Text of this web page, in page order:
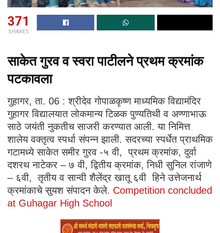
371
SHARES
साकेत गुरव व स्वरा पाटीलने प्रथम क्रमांक
पटकावला
गुहागर, ता. 06 : श्रीदेव गोपाळकृष्ण माध्यमिक विद्यामंदिर
गुहागर विद्यालयात लोकमान्य टिळक पुण्यतिथी व अण्णाभाऊ
साठे जयंती नुकतीच साजरी करण्यात आली. या निमित्त
शालेय वक्तृत्व स्पर्धा संपन्न झाली. सदरच्या स्पर्धेत प्राथमिक
गटामध्ये साकेत समीर गुरव -५ वी, प्रथम क्रमांक, दुर्वा
दशरथ नाटेकर – ७ वी, द्वितीय क्रमांक, निधी सुनिल रांजाणे
– ६वी, तृतीय व सान्वी शैलेंद्र खातू ६वी हिने उत्तेजनार्थ
क्रमांकाचे सुयश संपादन केले. Competition concluded
at Guhagar High School